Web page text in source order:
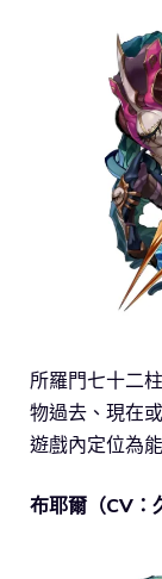
所羅門七十二
物過去、現在
遊戲內定位為
布耶爾（CV：